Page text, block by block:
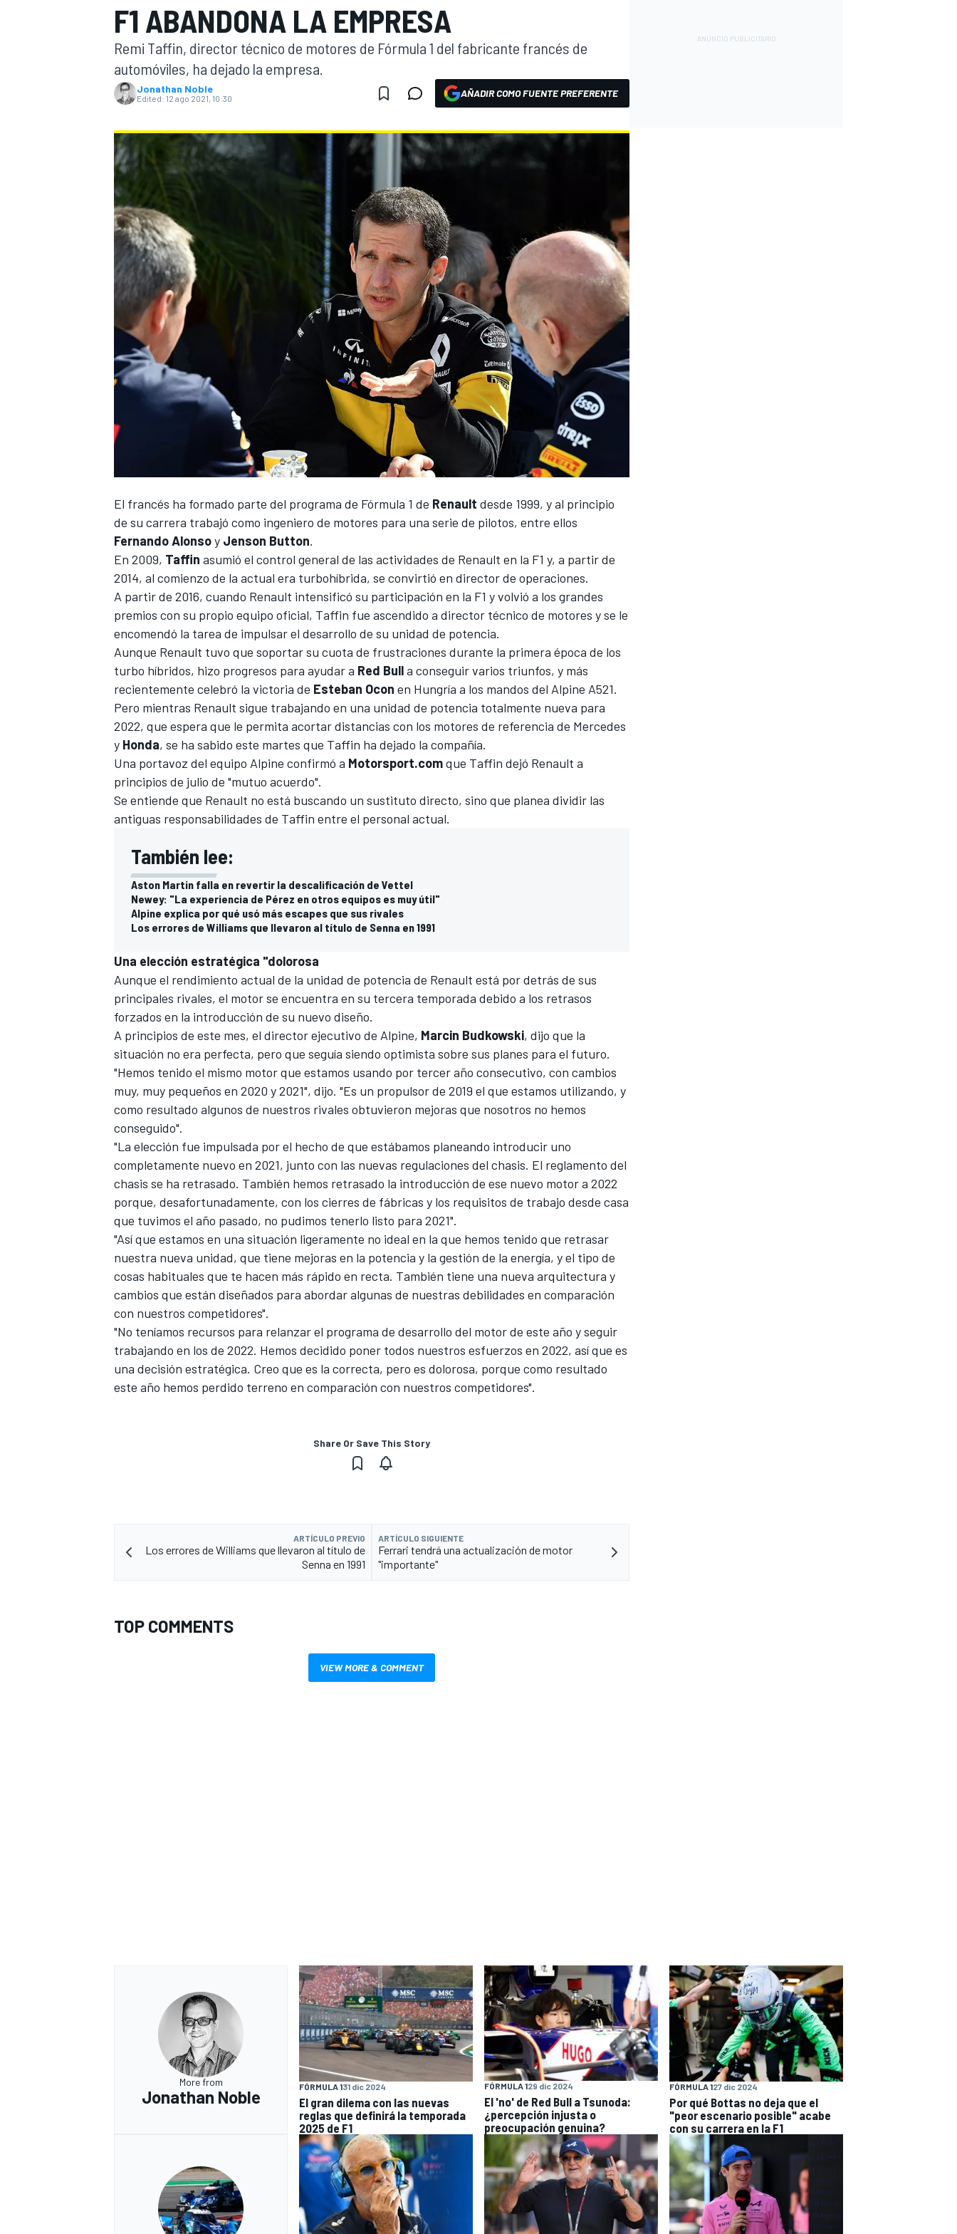
FÓRMULA E MOTO
NASCAR INDYCAR SPORTSCARRALLY
MÁS
F1 ABANDONA LA EMPRESA
Remi Taffin, director técnico de motores de Fórmula 1 del fabricante francés de
automóviles, ha dejado la empresa.
Jonathan Noble
Edited: 12 ago 2021, 10:30 AÑADIR COMO FUENTE PREFERENTE
El francés ha formado parte del programa de Fórmula 1 de Renault desde 1999, y al principio
de su carrera trabajó como ingeniero de motores para una serie de pilotos, entre ellos
Fernando Alonsoy Jenson Button.
En 2009, Taffin asumió el control general de las actividades de Renault en la F1 y, a partir de
2014, al comienzo de la actual era turbohíbrida, se convirtió en director de operaciones.
A partir de 2016, cuando Renault intensificó su participación en la F1 y volvió a los grandes
premios con su propio equipo oficial, Taffin fue ascendido a director técnico de motores y se le
encomendó la tarea de impulsar el desarrollo de su unidad de potencia.
Aunque Renault tuvo que soportar su cuota de frustraciones durante la primera época de los
turbo híbridos, hizo progresos para ayudar a Red Bulla conseguir varios triunfos, y más
recientemente celebró la victoria de Esteban Ocon en Hungría a los mandos del Alpine A521.
Pero mientras Renault sigue trabajando en una unidad de potencia totalmente nueva para
2022, que espera que le permita acortar distancias con los motores de referencia de Mercedes
y Honda, se ha sabido este martes que Taffin ha dejado la compañía.
Una portavoz del equipo Alpine confirmó a Motorsport.comque Taffin dejó Renault a
principios de julio de "mutuo acuerdo".
Se entiende que Renault no está buscando un sustituto directo, sino que planea dividir las
antiguas responsabilidades de Taffin entre el personal actual.
También lee:
Aston Martin falla en revertir la descalificación de Vettel
Newey: "La experiencia de Pérez en otros equipos es muy útil"
Alpine explica por qué usó más escapes que sus rivales
Los errores de Williams que llevaron al título de Senna en 1991
Una elección estratégica "dolorosa
Aunque el rendimiento actual de la unidad de potencia de Renault está por detrás de sus
principales rivales, el motor se encuentra en su tercera temporada debido a los retrasos
forzados en la introducción de su nuevo diseño.
A principios de este mes, el director ejecutivo de Alpine, Marcin Budkowski, dijo que la
situación no era perfecta, pero que seguía siendo optimista sobre sus planes para el futuro.
"Hemos tenido el mismo motor que estamos usando por tercer año consecutivo, con cambios
muy, muy pequeños en 2020 y 2021", dijo. "Es un propulsor de 2019 el que estamos utilizando, y
como resultado algunos de nuestros rivales obtuvieron mejoras que nosotros no hemos
conseguido".
"La elección fue impulsada por el hecho de que estábamos planeando introducir uno
completamente nuevo en 2021, junto con las nuevas regulaciones del chasis. El reglamento del
chasis se ha retrasado. También hemos retrasado la introducción de ese nuevo motor a 2022
porque, desafortunadamente, con los cierres de fábricas y los requisitos de trabajo desde casa
que tuvimos el año pasado, no pudimos tenerlo listo para 2021".
"Así que estamos en una situación ligeramente no ideal en la que hemos tenido que retrasar
nuestra nueva unidad, que tiene mejoras en la potencia y la gestión de la energía, y el tipo de
cosas habituales que te hacen más rápido en recta. También tiene una nueva arquitectura y
cambios que están diseñados para abordar algunas de nuestras debilidades en comparación
con nuestros competidores".
"No teníamos recursos para relanzar el programa de desarrollo del motor de este año y seguir
trabajando en los de 2022. Hemos decidido poner todos nuestros esfuerzos en 2022, así que es
una decisión estratégica. Creo que es la correcta, pero es dolorosa, porque como resultado
este año hemos perdido terreno en comparación con nuestros competidores".
Share Or Save This Story
ARTÍCULO PREVIO
Los errores de Williams que llevaron al título de
Senna en 1991
ARTÍCULO SIGUIENTE
Ferrari tendrá una actualización de motor
"importante"
TOP COMMENTS
VIEW MORE & COMMENT
More from
Jonathan Noble
FÓRMULA 131 dic 2024
El gran dilema con las nuevas
reglas que definirá la temporada
2025 de F1
FÓRMULA 129 dic 2024
El 'no' de Red Bull a Tsunoda:
¿percepción injusta o
preocupación genuina?
FÓRMULA 127 dic 2024
Por qué Bottas no deja que el
"peor escenario posible" acabe
con su carrera en la F1